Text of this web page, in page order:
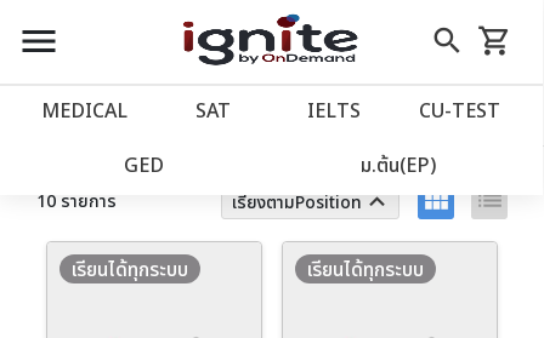
close
account_balance หน้าแรก
เว็บไซต์อิกไนท์
local_offer โปรโมชั่น
menu search
Skip
to
shopping_cart
รถเข็น
MEDICAL SAT IELTS CU‑TEST
GED ม.ต้น(EP)
ตัวกรอง ล้างทั้งหมด
10 รายการ เรียงตามPositionkeyboard_arrow_up view_module list
เรียนได้ทุกระบบ เรียนได้ทุกระบบ